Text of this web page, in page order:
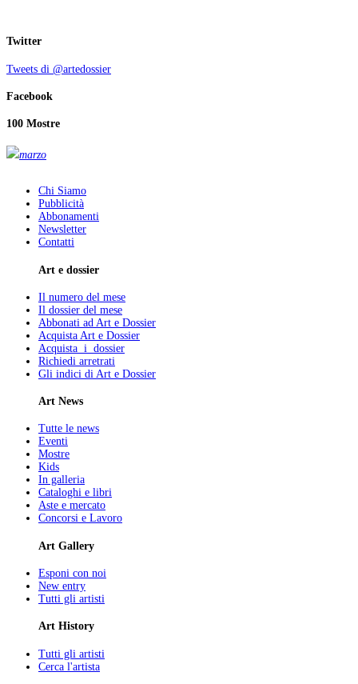
Twitter
Tweets di @artedossier
Facebook
100 Mostre
marzo
Chi Siamo
Pubblicità
Abbonamenti
Newsletter
Contatti
Art e dossier
Il numero del mese
Il dossier del mese
Abbonati ad Art e Dossier
Acquista Art e Dossier
Acquista i dossier
Richiedi arretrati
Gli indici di Art e Dossier
Art News
Tutte le news
Eventi
Mostre
Kids
In galleria
Cataloghi e libri
Aste e mercato
Concorsi e Lavoro
Art Gallery
Esponi con noi
New entry
Tutti gli artisti
Art History
Tutti gli artisti
Cerca l'artista